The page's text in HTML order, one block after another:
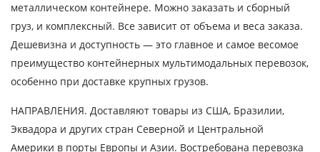
металлическом контейнере. Можно заказать и сборный
груз, и комплексный. Все зависит от объема и веса заказа.
Дешевизна и доступность — это главное и самое весомое
преимущество контейнерных мультимодальных перевозок,
особенно при доставке крупных грузов.
НАПРАВЛЕНИЯ. Доставляют товары из США, Бразилии,
Эквадора и других стран Северной и Центральной
Америки в порты Европы и Азии. Востребована перевозка
ОТПРАВИТЬ